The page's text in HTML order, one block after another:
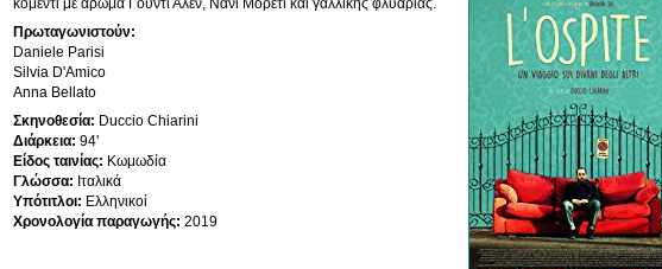
κομεντί με άρωμα Γούντι Άλεν, Νάνι Μορέτι και γαλλικής φλυαρίας.
Πρωταγωνιστούν:
Daniele Parisi
Silvia D'Amico
Anna Bellato
Σκηνοθεσία: Duccio Chiarini
Διάρκεια: 94'
Είδος ταινίας: Κωμωδία
Γλώσσα: Ιταλικά
Υπότιτλοι: Ελληνικοί
Χρονολογία παραγωγής: 2019